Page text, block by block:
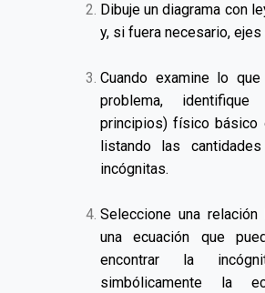
Dibuje un diagrama con
y, si fuera necesario,
Cuando examine lo
problema,
principios) físico básico
listando las
incógnitas.
Seleccione una
una ecuación que
encontrar la
simbólicamente la